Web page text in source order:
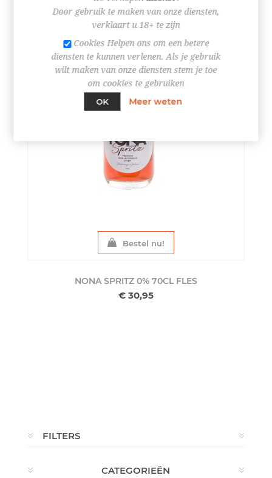
Bestel nu!
NONA SPRITZ 0% 70CL FLES
€ 30,95
FILTERS
CATEGORIEËN
Door gebruik te maken van onze diensten,
verklaart u 18+ te zijn
Cookies Helpen ons om een betere
diensten te kunnen verlenen. Als je gebruik
wilt maken van onze diensten stem je toe
om cookies te gebruiken
OK
Meer weten